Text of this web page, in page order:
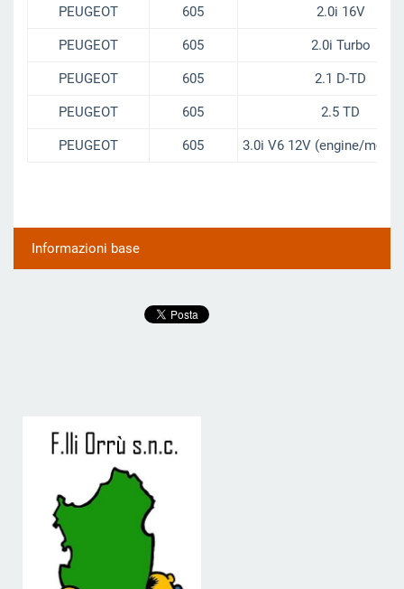
PEUGEOT 605 2.0i 16V
PEUGEOT 605 2.0i Turbo
PEUGEOT 605 2.1 D-TD
PEUGEOT 605 2.5 TD
PEUGEOT 605 3.0i V6 12V (engine/
Informazioni base